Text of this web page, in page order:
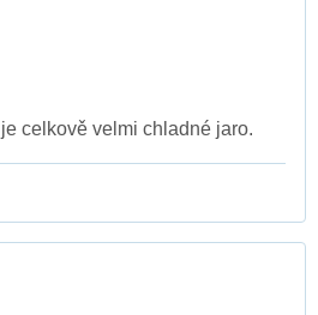
celkově velmi chladné jaro.